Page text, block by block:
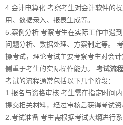
4.会计电算化 考察考生对会计软件的
用、数据录入、报表生成等。
5.案例分析 考察考生在实际工作中遇
问题分析、数据处理、方案制定等。
操考试，理论考试主要考察考生对会
侧重于考生的实际操作能力。 考试流
考试的流程通常包括以下几个阶段：
1.报名与资格审核 考生需在指定时间
提交相关材料，经过审核后获得考试资
2.考试准备 考生需根据考试大纲进行